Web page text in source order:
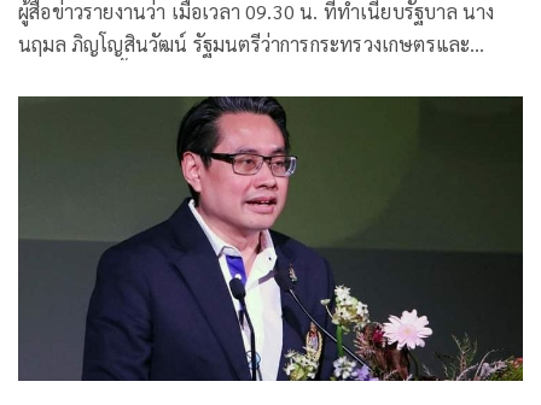
ผู้สื่อข่าวรายงานว่า เมื่อเวลา 09.30 น. ที่ทำเนียบรัฐบาล นาง
นฤมล ภิญโญสินวัฒน์ รัฐมนตรีว่าการกระทรวงเกษตรและ
และนายอิทธิ ศิริลัทธยา